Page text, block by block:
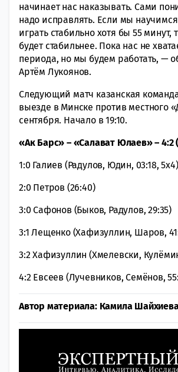
начинает нас наказывать. Сами
надо исправлять. Если мы
играть стабильно хотя бы 55 минут,
будет стабильнее. Пока нас не
периода, но мы будем работать, —
Артём Лукоянов.
Следующий матч казанская
выезде в Минске против местного
сентября. Начало в 19:10.
«Ак Барс» – «Салават Юлаев» – 4:2
1:0 Галиев (Радулов, Юдин, 03:18, 5х4)
2:0 Петров (26:40)
3:0 Сафонов (Быков, Радулов, 29:35)
3:1 Лещенко (Хафизуллин, Шаров,
3:2 Хафизуллин (Хмелевски,
4:2 Евсеев (Лучевников, Семёнов,
Автор материала: Камила